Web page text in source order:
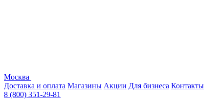
Москва
Доставка и оплата Магазины Акции Для бизнеса Контакты
8 (800) 351-29-81